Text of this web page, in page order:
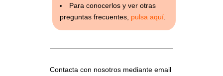
Para conocerlos y ver otras
preguntas frecuentes, pulsa aquí.
Contacta con nosotros mediante email